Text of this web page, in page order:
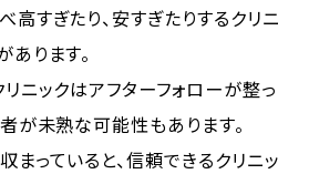
すぎたり、安すぎたりするクリニ
ります。
ニックはアフターフォローが整っ
が未熟な可能性もあります。
っていると、信頼できるクリニッ